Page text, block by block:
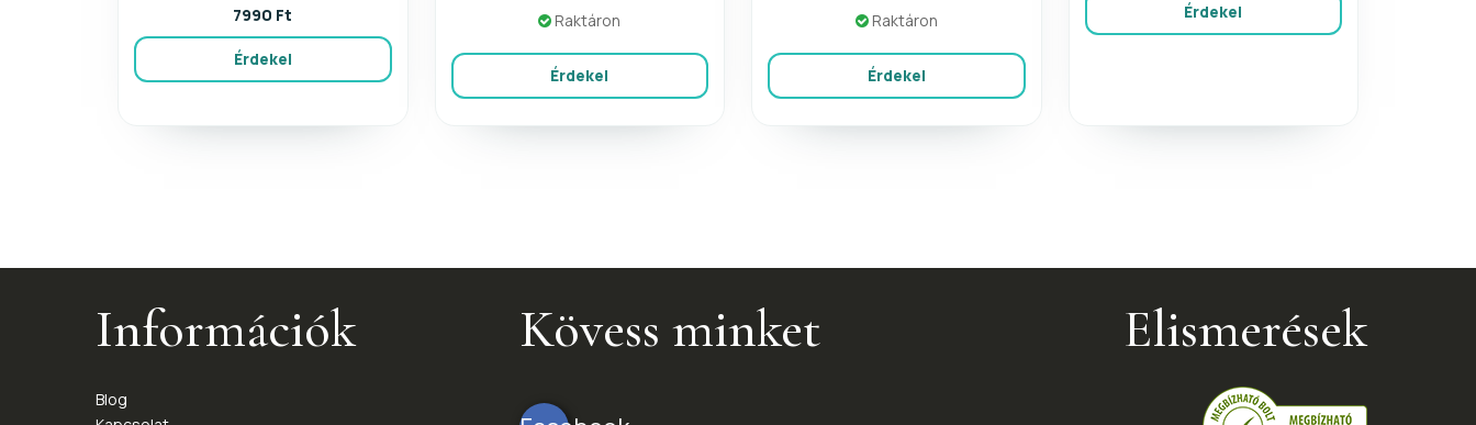
7990 Ft
Érdekel
Raktáron
Érdekel
Raktáron
Érdekel
Érdekel
Információk
Blog
Kövess minket Elismerések